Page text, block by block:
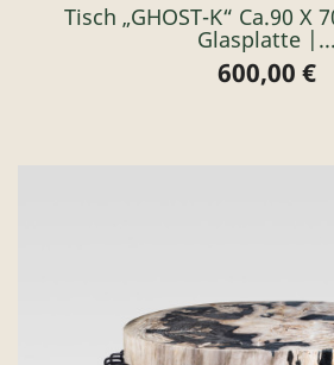
Tisch „GHOST-K“ Ca.90 X
Glasplatte |...
Preis
600,00 €